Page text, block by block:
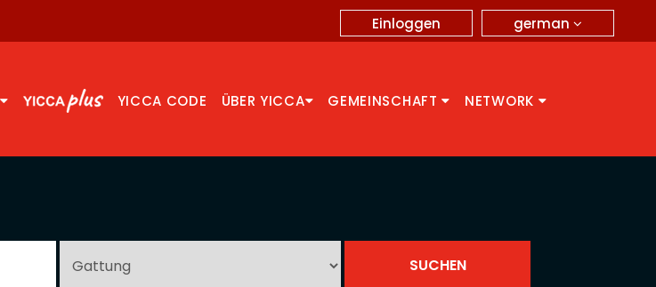
german
Einloggen
YICCA CODE ÜBER YICCA GEMEINSCHAFT NETWORK